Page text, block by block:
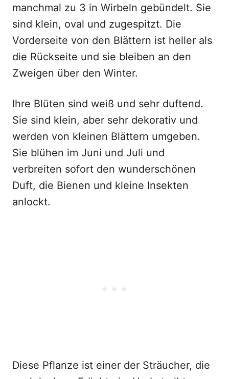
manchmal zu 3 in Wirbeln gebündelt. Sie
sind klein, oval und zugespitzt. Die
Vorderseite von den Blättern ist heller als
die Rückseite und sie bleiben an den
Zweigen über den Winter.
Ihre Blüten sind weiß und sehr duftend.
Sie sind klein, aber sehr dekorativ und
werden von kleinen Blättern umgeben.
Sie blühen im Juni und Juli und
verbreiten sofort den wunderschönen
Duft, die Bienen und kleine Insekten
anlockt.
Diese Pflanze ist einer der Sträucher, die